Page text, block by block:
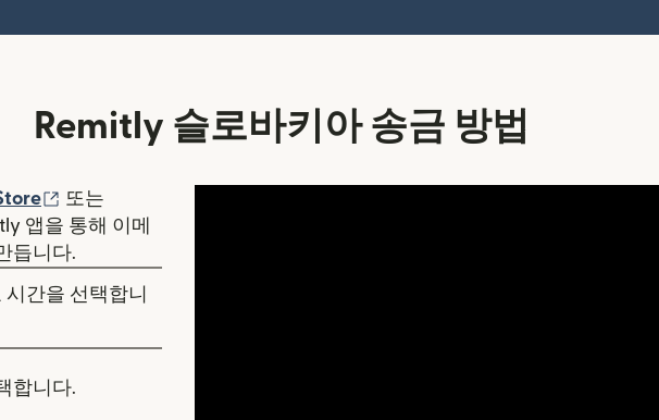
Remitly 슬로바키아 송금 방법
열림) (새 창에서 열림)
또는
)앱을 통해 이메
듭니다.
간을 선택합니
합니다.